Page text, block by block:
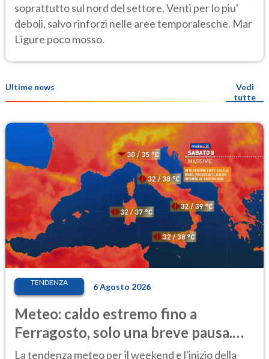
soprattutto sul nord del settore. Venti per lo piu'
deboli, salvo rinforzi nelle aree temporalesche. Mar
Ligure poco mosso.
Ultime news
Vedi
tutte
TENDENZA 6 Agosto 2026
Meteo: caldo estremo fino a
Ferragosto, solo una breve pausa.
Ecco dove
La tendenza meteo per il weekend e l'inizio della